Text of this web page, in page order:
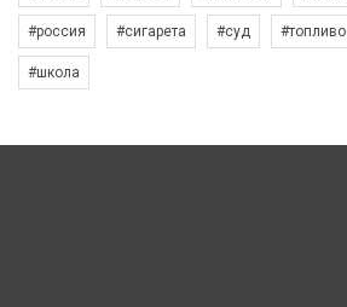
#россия #сигарета #суд #топливо
#школа